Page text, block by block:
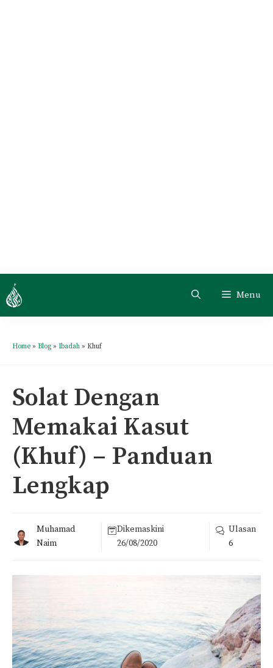
Menu
Home » Blog » Ibadah » Khuf
Solat Dengan
Memakai Kasut
(Khuf) – Panduan
Lengkap
Muhamad
Naim
Dikemaskini
26/08/2020
Ulasan
6